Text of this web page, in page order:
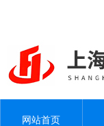
网站首页